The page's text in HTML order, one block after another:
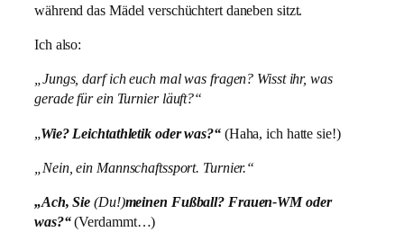
während das Mädel verschüchtert daneben sitzt.
Ich also:
„Jungs, darf ich euch mal was fragen? Wisst ihr, was
gerade für ein Turnier läuft?“
„Wie? Leichtathletik oder was?“ (Haha, ich hatte sie!)
„Nein, ein Mannschaftssport. Turnier.“
„Ach, Sie (Du!)meinen Fußball? Frauen-WM oder
was?“(Verdammt…)